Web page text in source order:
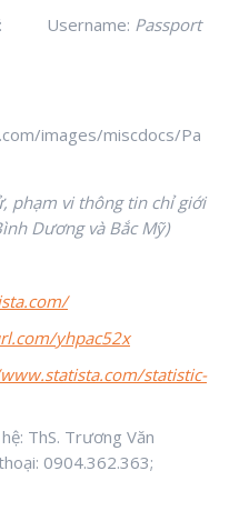
: Username: Passport
images/miscdocs/Pa
phạm vi thông tin chỉ giới
Dương và Bắc Mỹ)
yhpac52x
statistic-
ThS. Trương Văn
0904.362.363;